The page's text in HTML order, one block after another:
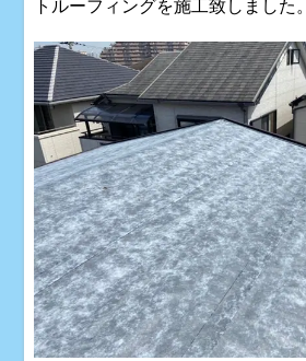
トルーフィングを施工致しました。